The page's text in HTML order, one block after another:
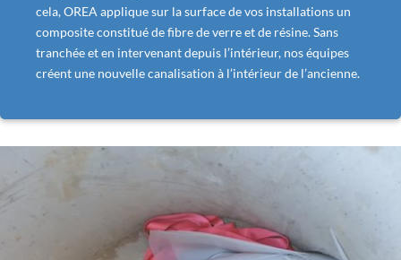
cela, OREA applique sur la surface de vos installations un
composite constitué de fibre de verre et de résine. Sans
tranchée et en intervenant depuis l’intérieur, nos équipes
créent une nouvelle canalisation à l’intérieur de l’ancienne.